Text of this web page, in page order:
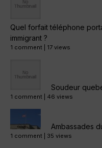
Quel forfait téléphone
immigrant ?
1 comment 17 views
Soudeur
1 comment 46 views
Ambassades
1 comment 35 views